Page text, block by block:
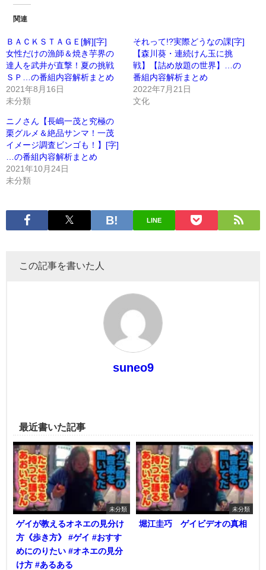
関連
ＢＡＣＫＳＴＡＧＥ[解][字]
女性だけの漁師＆焼き芋界の
達人を武井が直撃！夏の挑戦
ＳＰ…の番組内容解析まとめ
2021年8月16日
未分類
それって!?実際どうなの課[字]
【森川葵・連続けん玉に挑
戦】【詰め放題の世界】…の
番組内容解析まとめ
2022年7月21日
文化
ニノさん【長嶋一茂と究極の
栗グルメ＆絶品サンマ！一茂
イメージ調査ビンゴも！】[字]
…の番組内容解析まとめ
2021年10月24日
未分類
LINE
この記事を書いた人
suneo9
最近書いた記事
未分類
ゲイが教えるオネエの見分け
方《歩き方》 #ゲイ #おすす
めにのりたい #オネエの見分
け方 #あるある
未分類
堀江圭巧 ゲイビデオの真相